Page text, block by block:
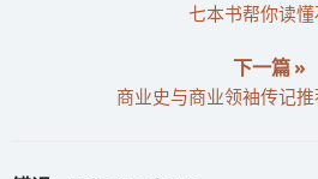
七本书帮你读懂
下一篇 »
商业史与商业领袖传记推